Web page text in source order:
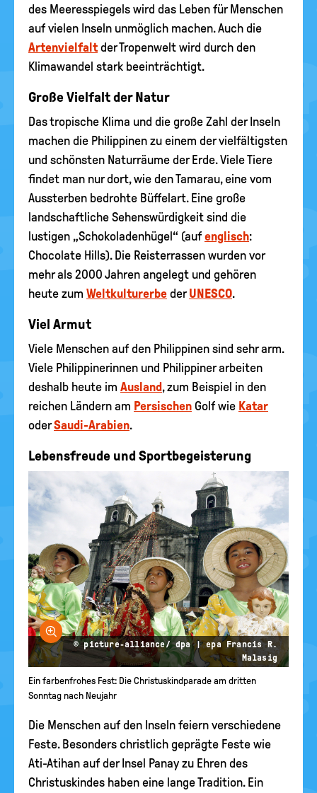
des Meeresspiegels wird das Leben für Menschen
auf vielen Inseln unmöglich machen. Auch die
Artenvielfaltder Tropenwelt wird durch den
Klimawandel stark beeinträchtigt.
Große Vielfalt der Natur
Das tropische Klima und die große Zahl der Inseln
machen die Philippinen zu einem der vielfältigsten
und schönsten Naturräume der Erde. Viele Tiere
findet man nur dort, wie den Tamarau, eine vom
Aussterben bedrohte Büffelart. Eine große
landschaftliche Sehenswürdigkeit sind die
lustigen „Schokoladenhügel“ (aufenglisch:
Chocolate Hills). Die Reisterrassen wurden vor
mehr als 2000 Jahren angelegt und gehören
heute zum Weltkulturerbe derUNESCO.
Viel Armut
Viele Menschen auf den Philippinen sind sehr arm.
Viele Philippinerinnen und Philippiner arbeiten
deshalb heute im Ausland, zum Beispiel in den
reichen Ländern am Persischen Golf wie Katar
oderSaudi-Arabien.
Lebensfreude und Sportbegeisterung
Bild vergrößern
© picture-alliance/ dpa | epa Francis R.
Malasig
Ein farbenfrohes Fest: Die Christuskindparade am dritten
Sonntag nach Neujahr
Die Menschen auf den Inseln feiern verschiedene
Feste. Besonders christlich geprägte Feste wie
Ati-Atihan auf der Insel Panay zu Ehren des
Christuskindes haben eine lange Tradition. Ein